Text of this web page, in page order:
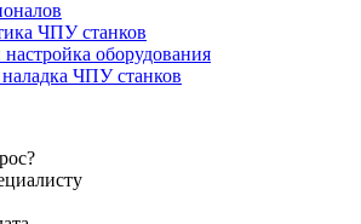
ЧПУ станков
оборудования
ЧПУ станков